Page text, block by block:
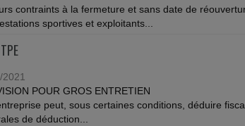
contraints à la fermeture et sans date de
sportives et exploitants...
POUR GROS ENTRETIEN
peut, sous certaines conditions, déduire
de déduction...